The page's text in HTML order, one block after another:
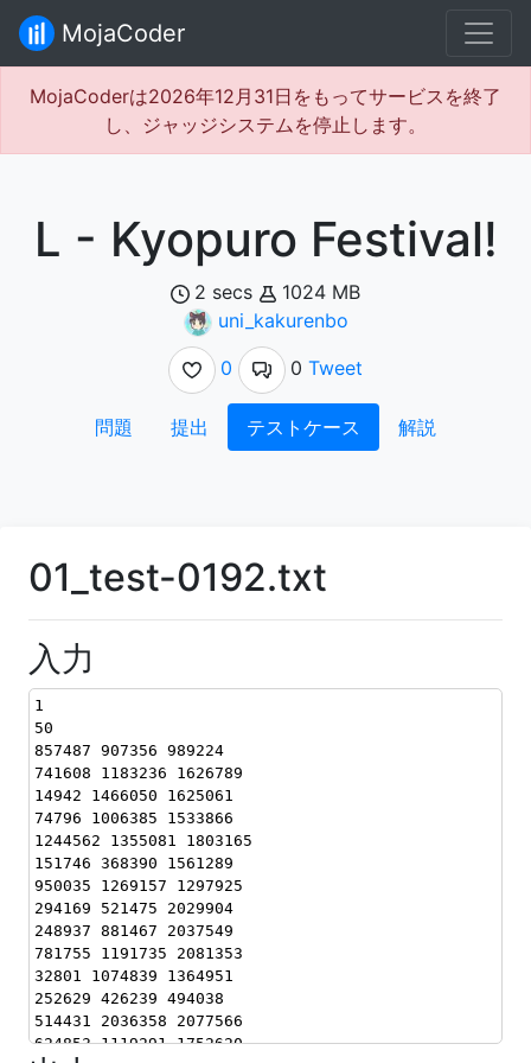
MojaCoder
MojaCoderは2026年12月31日をもってサービスを終了
し、ジャッジシステムを停止します。
L - Kyopuro Festival!
2 secs
1024 MB
uni_kakurenbo
0
0 Tweet
問題 提出 テストケース 解説
01_test-0192.txt
入力
1
50
857487 907356 989224
741608 1183236 1626789
14942 1466050 1625061
74796 1006385 1533866
1244562 1355081 1803165
151746 368390 1561289
950035 1269157 1297925
294169 521475 2029904
248937 881467 2037549
781755 1191735 2081353
32801 1074839 1364951
252629 426239 494038
514431 2036358 2077566
624853 1119291 1752620